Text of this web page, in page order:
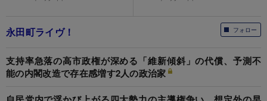
フォロー
永田町ライヴ！
支持率急落の高市政権が深める「維新傾斜」の代償、予測不
能の内閣改造で存在感増す2人の政治家